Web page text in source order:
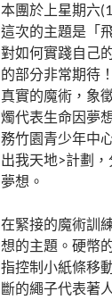
本團於上星期六
這次的主題是「
對如何實踐自己
的部分非常期待
真實的魔術，象
燭代表生命因夢
務竹園青少年中
出我天地>計劃
夢想。
在緊接的魔術訓
想的主題。硬幣
指控制小紙條移
斷的繩子代表著